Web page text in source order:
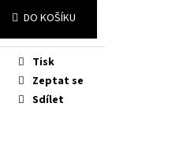
DO KOŠÍKU
Tisk
Zeptat se
Sdílet